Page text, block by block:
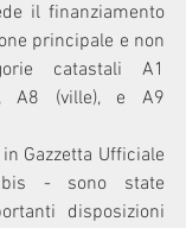
il finanziamento
principale e non
catastali A1
A8 (ville), e A9
Gazzetta Ufficiale
bis - sono state
disposizioni